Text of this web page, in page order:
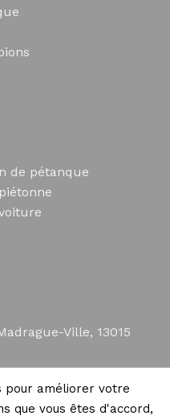
de pétanque
Ville, 13015
pour améliorer votre
que vous êtes d'accord,